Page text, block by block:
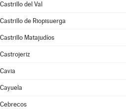
Castrillo del Val
Castrillo de Riopisuerga
Castrillo Matajudíos
Castrojeriz
Cavia
Cayuela
Cebrecos